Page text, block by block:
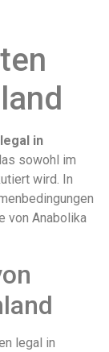
in
sowohl im
wird. In
von Anabolika
legal in